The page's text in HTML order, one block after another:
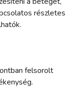
részletes
felsorolt